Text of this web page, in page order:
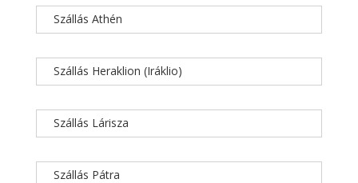
Szállás Athén
Szállás Heraklion (Iráklio)
Szállás Lárisza
Szállás Pátra